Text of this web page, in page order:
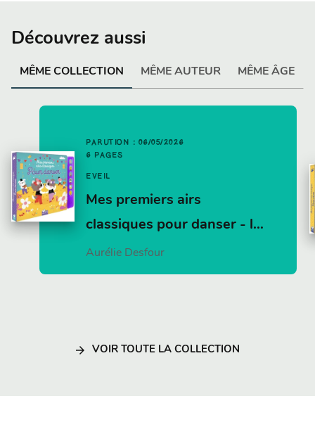
Découvrez aussi
MÊME COLLECTION MÊME AUTEUR MÊME ÂGE
PARUTION : 06/05/2026
6 PAGES
EVEIL
Mes premiers airs
classiques pour danser - l…
Aurélie Desfour
arrow_forward VOIR TOUTE LA COLLECTION